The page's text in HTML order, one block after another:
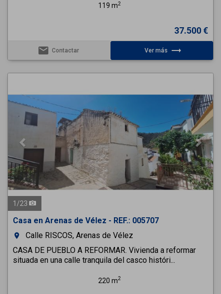
119 m2
37.500 €
email Contactar Ver más trending_flat
Next
1 /23
Casa en Arenas de Vélez - REF.: 005707
room
Calle RISCOS, Arenas de Vélez
CASA DE PUEBLO A REFORMAR. Vivienda a reformar
situada en una calle tranquila del casco históri...
220 m2